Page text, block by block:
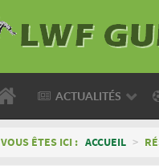
ACTUALITÉS
VOUS ÊTES ICI : ACCUEIL >